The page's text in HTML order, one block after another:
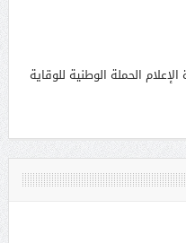
الحملة الوطنية للوقاية